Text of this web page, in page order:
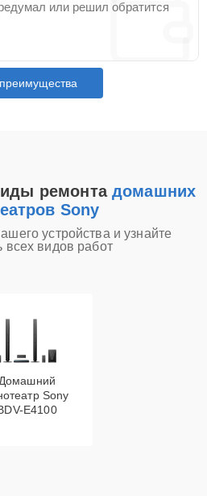
или решил обратится
ремонта домашних
Sony
устройства и узнайте
всех видов работ
Домашний
Sony
E4100